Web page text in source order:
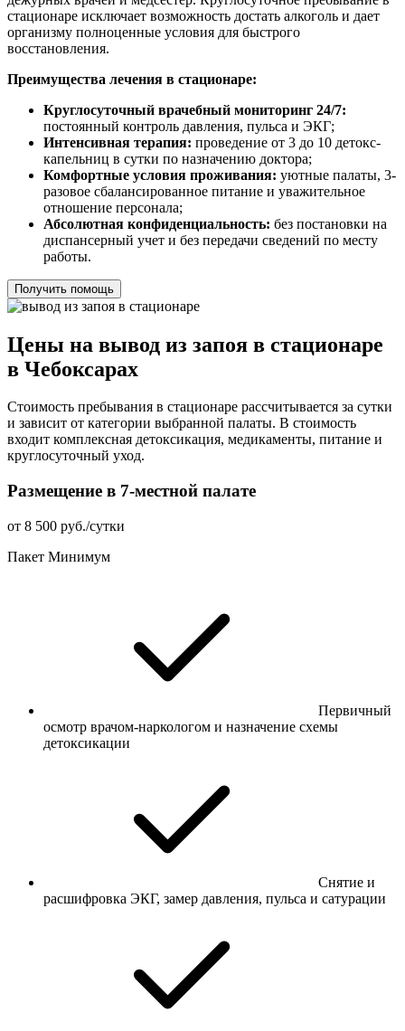
стационаре исключает возможность достать алкоголь и дает
организму полноценные условия для быстрого
восстановления.
Преимущества лечения в стационаре:
Круглосуточный врачебный мониторинг 24/7:
постоянный контроль давления, пульса и ЭКГ;
Интенсивная терапия: проведение от 3 до 10 детокс-
капельниц в сутки по назначению доктора;
Комфортные условия проживания: уютные палаты, 3-
разовое сбалансированное питание и уважительное
отношение персонала;
Абсолютная конфиденциальность: без постановки на
диспансерный учет и без передачи сведений по месту
работы.
Получить помощь
Цены на вывод из запоя в стационаре
в Чебоксарах
Стоимость пребывания в стационаре рассчитывается за сутки
и зависит от категории выбранной палаты. В стоимость
входит комплексная детоксикация, медикаменты, питание и
круглосуточный уход.
Размещение в 7-местной палате
от 8 500 руб./сутки
Пакет Минимум
Первичный
осмотр врачом-наркологом и назначение схемы
детоксикации
Снятие и
расшифровка ЭКГ, замер давления, пульса и сатурации